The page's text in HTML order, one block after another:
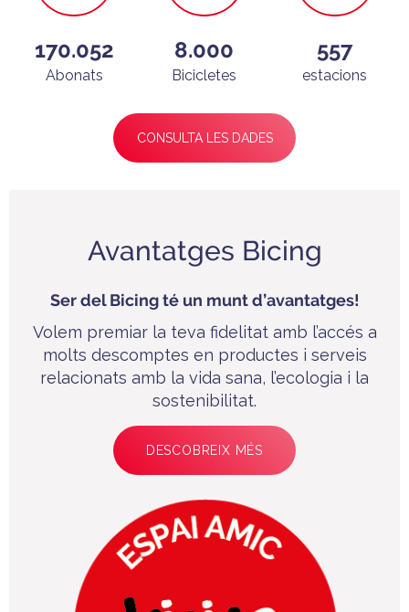
170.052
Abonats
8.000
Bicicletes
557
estacions
CONSULTA LES DADES
Avantatges Bicing
Ser del Bicing té un munt d’avantatges!
Volem premiar la teva fidelitat amb l’accés a
molts descomptes en productes i serveis
relacionats amb la vida sana, l’ecologia i la
sostenibilitat.
DESCOBREIX MÉS